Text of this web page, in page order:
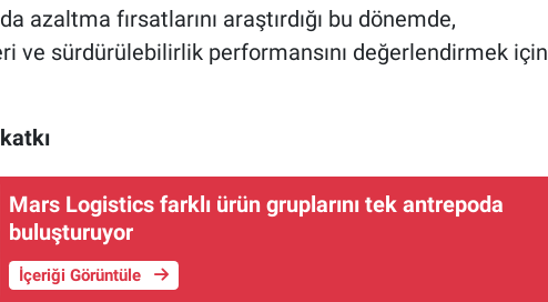
azaltma fırsatlarını araştırdığı bu dönemde,
ve sürdürülebilirlik performansını değerlendirmek için
Mars Logistics farklı ürün gruplarını tek antrepoda
buluşturuyor
İçeriği Görüntüle